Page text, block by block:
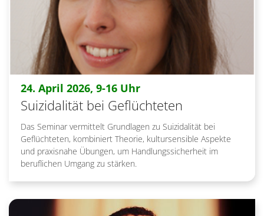
24. April 2026, 9-16 Uhr:
Suizidalität bei Geflüchteten
Das Seminar vermittelt Grundlagen zu Suizidalität bei
Geflüchteten, kombiniert Theorie, kultursensible Aspekte
und praxisnahe Übungen, um Handlungssicherheit im
beruflichen Umgang zu stärken.